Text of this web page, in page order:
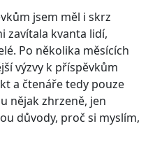
jsem měl i skrz
zavítala kvanta lidí,
Po několika měsících
výzvy k příspěvkům
a čtenáře tedy pouze
nějak zhrzeně, jen
důvody, proč si myslím,